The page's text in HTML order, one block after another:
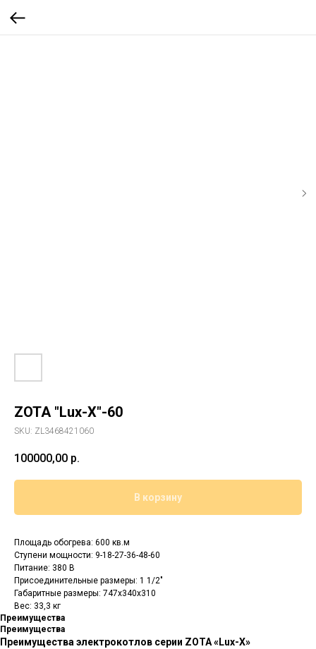
ZOTA "Lux-X"-60
SKU: ZL3468421060
100000,00 р.
В корзину
Площадь обогрева: 600 кв.м
Cтупени мощности: 9-18-27-36-48-60
Питание: 380 В
Присоединительные размеры: 1 1/2"
Габаритные размеры: 747x340x310
Вес: 33,3 кг
Преимущества
Преимущества
Преимущества электрокотлов серии ZOTA «Lux-X»